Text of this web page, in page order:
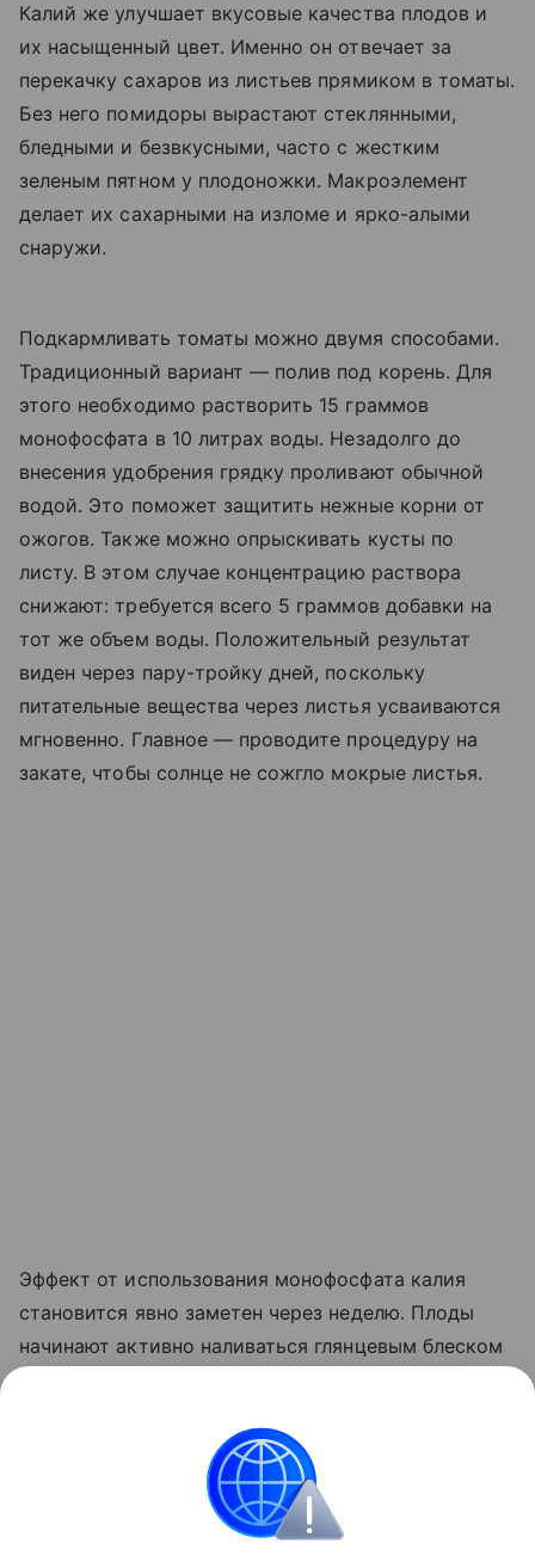
Калий же улучшает вкусовые качества плодов и
их насыщенный цвет. Именно он отвечает за
перекачку сахаров из листьев прямиком в томаты.
Без него помидоры вырастают стеклянными,
бледными и безвкусными, часто с жестким
зеленым пятном у плодоножки. Макроэлемент
делает их сахарными на изломе и ярко-алыми
снаружи.
Подкармливать томаты можно двумя способами.
Традиционный вариант — полив под корень. Для
этого необходимо растворить 15 граммов
монофосфата в 10 литрах воды. Незадолго до
внесения удобрения грядку проливают обычной
водой. Это поможет защитить нежные корни от
ожогов. Также можно опрыскивать кусты по
листу. В этом случае концентрацию раствора
снижают: требуется всего 5 граммов добавки на
тот же объем воды. Положительный результат
виден через пару-тройку дней, поскольку
питательные вещества через листья усваиваются
мгновенно. Главное — проводите процедуру на
закате, чтобы солнце не сожгло мокрые листья.
Эффект от использования монофосфата калия
становится явно заметен через неделю. Плоды
начинают активно наливаться глянцевым блеском
свою силу на том, чтобы дать урожайю
возможность нормально вызреть.